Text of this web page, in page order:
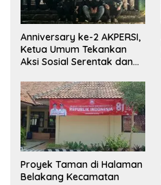
Anniversary ke-2 AKPERSI,
Ketua Umum Tekankan
Aksi Sosial Serentak dan
Konstituen ke Dewan Pers
Proyek Taman di Halaman
Belakang Kecamatan